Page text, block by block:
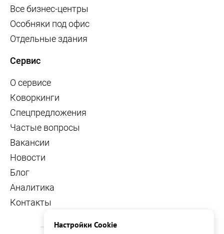
Все бизнес-центры
Особняки под офис
Отдельные здания
Сервис
О сервисе
Коворкинги
Спецпредложения
Частые вопросы
Вакансии
Новости
Блог
Аналитика
Контакты
Настройки Cookie